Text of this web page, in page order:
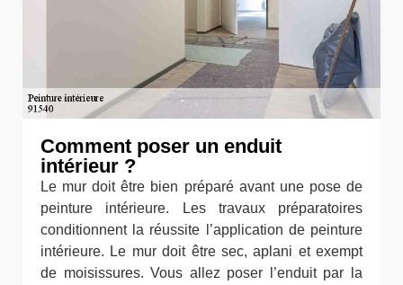
Comment poser un enduit
intérieur ?
Le mur doit être bien préparé avant une pose de
peinture intérieure. Les travaux préparatoires
conditionnent la réussite l’application de peinture
intérieure. Le mur doit être sec, aplani et exempt
de moisissures. Vous allez poser l’enduit par la